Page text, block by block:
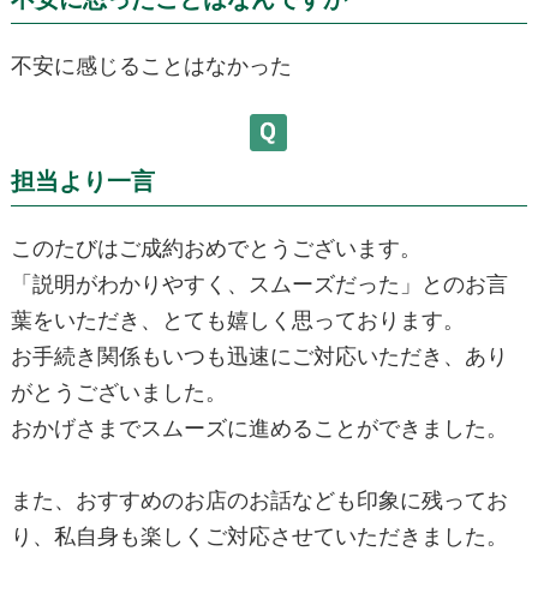
不安に感じることはなかった
担当より一言
このたびはご成約おめでとうございます。
「説明がわかりやすく、スムーズだった」とのお言
葉をいただき、とても嬉しく思っております。
お手続き関係もいつも迅速にご対応いただき、あり
がとうございました。
おかげさまでスムーズに進めることができました。
また、おすすめのお店のお話なども印象に残ってお
り、私自身も楽しくご対応させていただきました。